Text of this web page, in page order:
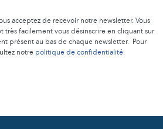
acceptez de recevoir notre newsletter. Vous
très facilement vous désinscrire en cliquant sur
présent au bas de chaque newsletter. Pour
notre politique de confidentialité.